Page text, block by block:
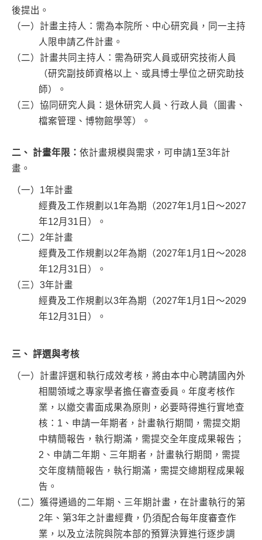
後提出。
（一）計畫主持人：需為本院所、中心研究員，同一主持
人限申請乙件計畫。
（二）計畫共同主持人：需為研究人員或研究技術人員
（研究副技師資格以上、或具博士學位之研究助技
師）。
（三）協同研究人員：退休研究人員、行政人員（圖書、
檔案管理、博物館學等）。
二、 計畫年限： 依計畫規模與需求，可申請1至3年計
畫。
（一）1年計畫
經費及工作規劃以1年為期（2027年1月1日～2027
年12月31日）。
（二）2年計畫
經費及工作規劃以2年為期（2027年1月1日～2028
年12月31日）。
（三）3年計畫
經費及工作規劃以3年為期（2027年1月1日～2029
年12月31日）。
三、 評選與考核
（一）計畫評選和執行成效考核，將由本中心聘請國內外
相關領域之專家學者擔任審查委員。年度考核作
業，以繳交書面成果為原則，必要時得進行實地查
核：1、申請一年期者，計畫執行期間，需提交期
中精簡報告，執行期滿，需提交全年度成果報告；
2、申請二年期、三年期者，計畫執行期間，需提
交年度精簡報告，執行期滿，需提交總期程成果報
告。
（二）獲得通過的二年期、三年期計畫，在計畫執行的第
2年、第3年之計畫經費，仍須配合每年度審查作
業，以及立法院與院本部的預算決算進行逐步調